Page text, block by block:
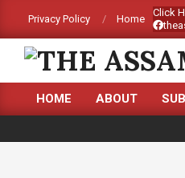
content
Privacy Policy Home
Click
THE
ASSAM
SCHOLAR
Primary
HOME ABOUT